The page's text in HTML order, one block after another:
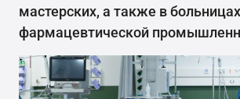
мастерских, а также в
фармацевтической